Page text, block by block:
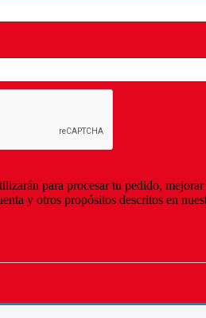
para procesar tu pedido,
y otros propósitos descritos en